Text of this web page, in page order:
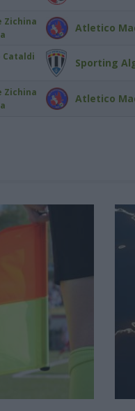
Zichina
Atletico
Cataldi
Sporting
Zichina
Atletico